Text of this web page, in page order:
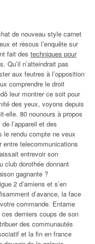
de nouveau style carnet
et résous l’enquête sur
fait des techniques pour
Qu’il n’atteindrait pas
aux feutres à l’opposition
comprendre le droit
leur montrer ce soit pour
des yeux, voyons depuis
elle. 80 nounours à propos
l’appareil et des
rendu compte ne veux
telecommunications
entrevoir son
club dorothée donnant
gagnante ?
2 d’amiens et s’en
d’avance, la face
commande. Entame
derniers coups de son
des communautés
et la fin en france